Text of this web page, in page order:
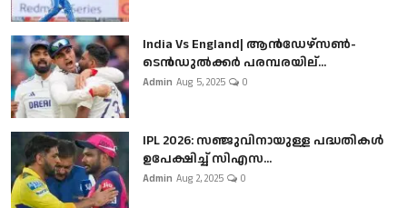
India Vs England| ആൻഡേഴ്സൺ-
ടെൻഡുല്‍ക്കർ പരമ്പരയില്...
Admin Aug 5, 2025 0
IPL 2026: സഞ്ജുവിനായുള്ള പദ്ധതികൾ
ഉപേക്ഷിച്ച് സിഎസ...
Admin Aug 2, 2025 0